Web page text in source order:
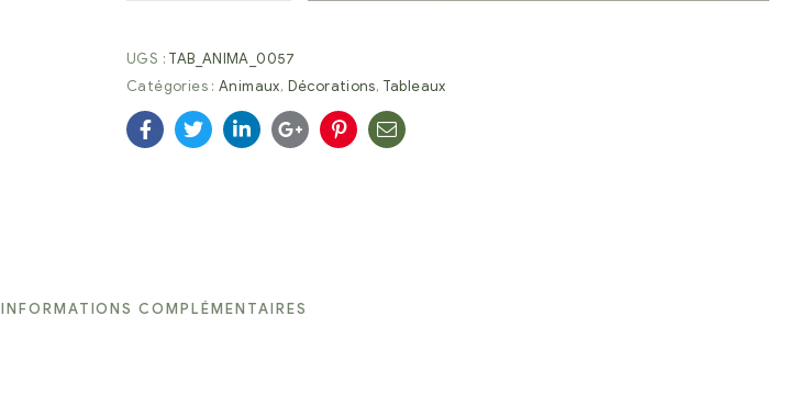
UGS : TAB_ANIMA_0057
Catégories :Animaux, Décorations, Tableaux
Facebook
TwitterLinkedinGoogle+Pinterest
E-
INFORMATIONS COMPLÉMENTAIRES